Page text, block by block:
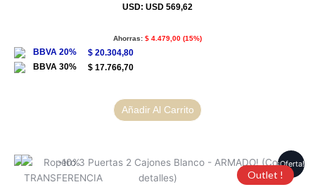
USD: USD 569,62
Ahorras: $ 4.479,00 (15%)
$ 20.304,80
$ 17.766,70
Añadir Al Carrito
¡Oferta!
Outlet !